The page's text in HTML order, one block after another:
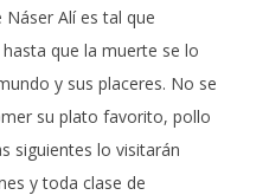
Alí es tal que
que la muerte se lo
y sus placeres. No se
su plato favorito, pollo
siguientes lo visitarán
y toda clase de